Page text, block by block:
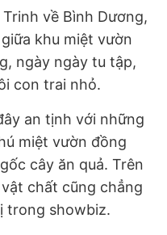
về Bình Dương,
khu miệt vườn
ngày ngày tu tập,
con trai nhỏ.
an tịnh với những
miệt vườn đồng
cây ăn quả. Trên
chất cũng chẳng
trong showbiz.